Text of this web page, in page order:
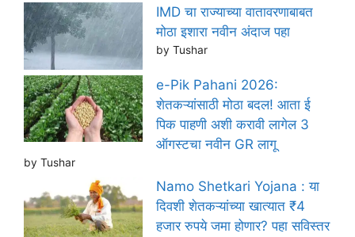
IMD चा राज्याच्या वातावरणाबाबत
मोठा इशारा नवीन अंदाज पहा
by Tushar
e-Pik Pahani 2026:
शेतकऱ्यांसाठी मोठा बदल! आता ई
पिक पाहणी अशी करावी लागेल 3
ऑगस्टचा नवीन GR लागू
by Tushar
Namo Shetkari Yojana : या
दिवशी शेतकऱ्यांच्या खात्यात ₹4
हजार रुपये जमा होणार? पहा सविस्तर